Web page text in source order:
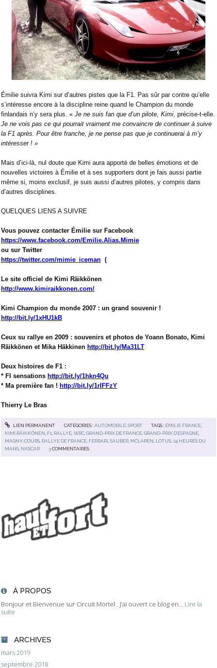
À PROPOS
Bonjour et Bienvenue sur Circuit Mortel . J’ai ouvert ce blog en... Lire la
suite
ARCHIVES
mars 2019
septembre 2018
Émilie suivra Kimi sur d’autres pistes que la F1. Pas sûr par contre qu’elle
s’intéresse encore à la discipline reine quand le Champion du monde
finlandais n’y sera plus. « Je ne suis fan que d’un pilote, Kimi , précise-t-elle.
Je ne vois pas ce qui pourrait vraiment me convaincre de continuer à suive
la F1 après. Pour être franche, je ne pense pas que je continuerai à m’y
intéresser ! »
Mais d’ici-là, nul doute que Kimi aura apporté de belles émotions et de
nouvelles victoires à Émilie et à ses supporters dont je fais aussi partie
même si, moins exclusif, je suis aussi d’autres pilotes, y compris dans
d’autres disciplines.
QUELQUES LIENS A SUIVRE
Vous pouvez contacter Émilie sur Facebook
https://www.facebook.com/Emilie.Alias.Mimie
ou sur Twitter
https://twitter.com/mimie_iceman (
Le site officiel de Kimi Räikkönen
http://www.kimiraikkonen.com/
Kimi Champion du monde 2007 : un grand souvenir !
http://bit.ly/1xHU1kB
Ceux su rallye en 2009 : souvenirs et photos de Yoann Bonato, Kimi
Räikkönen et Mika Häkkinen http://bit.ly/Ma31LT
Deux histoires de F1 :
* FI sensations http://bit.ly/1hkn4Qu
* Ma première fan ! http://bit.ly/1rIFFzY
Thierry Le Bras
LIEN PERMANENT CATÉGORIES :AUTOMOBILE, SPORT TAGS : ÉMILIE FRANCE
KIMI RÄIKKÖNEN F1 RALLYE ,WRC ,GRAND-PRIX DE FRANCE ,GRAND-PRIX D’ESPAGNE
MAGNY-COURS RALLYE DE FRANCE FERRARI ,SAUBER MCLAREN LOTUS 24 HEURES DU
MANS NASCAR 3 COMMENTAIRES